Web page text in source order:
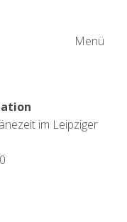
Menü
im Leipziger